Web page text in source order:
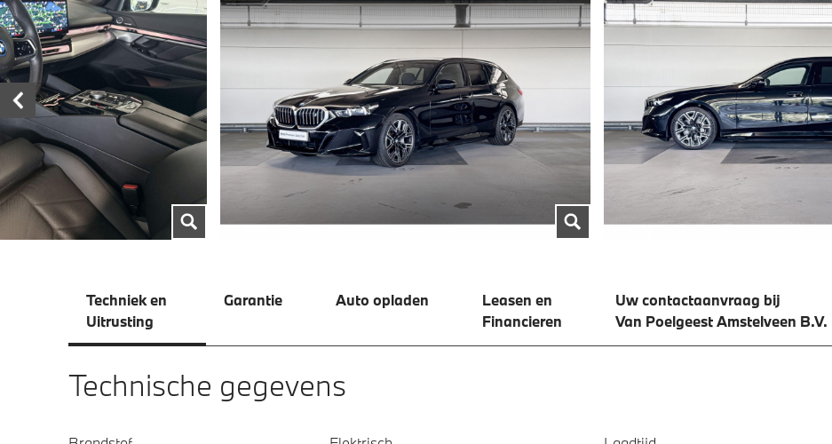
Techniek en
Uitrusting
Garantie Auto opladen
Leasen en
Financieren
Uw contactaanvraag bij
Van Poelgeest Amstelveen B.V.
Technische gegevens